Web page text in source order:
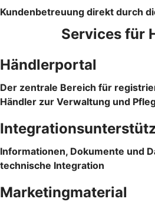
Kundenbetreuung direkt durch
Services für
Händlerportal
Der zentrale Bereich für
Händler zur Verwaltung und
Informationen, Dokumente und
technische Integration
Marketingmaterial